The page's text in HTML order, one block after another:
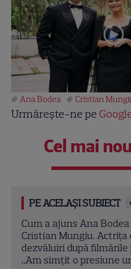
Ana Bodea Cristian
Urmărește-ne pe
Cel mai
PE ACELAȘI SUBIECT
„Fjord”, filmul lui
câștigător la Cannes,
România: zeci de mii
prima zi